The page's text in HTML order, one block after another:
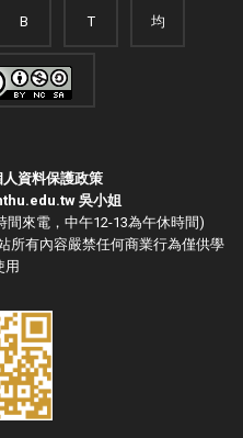
B T 均
人資料保護政策
吳小姐
間來電，中午12-13為午休時間)
所有內容嚴禁任何商業行為僅供學
用